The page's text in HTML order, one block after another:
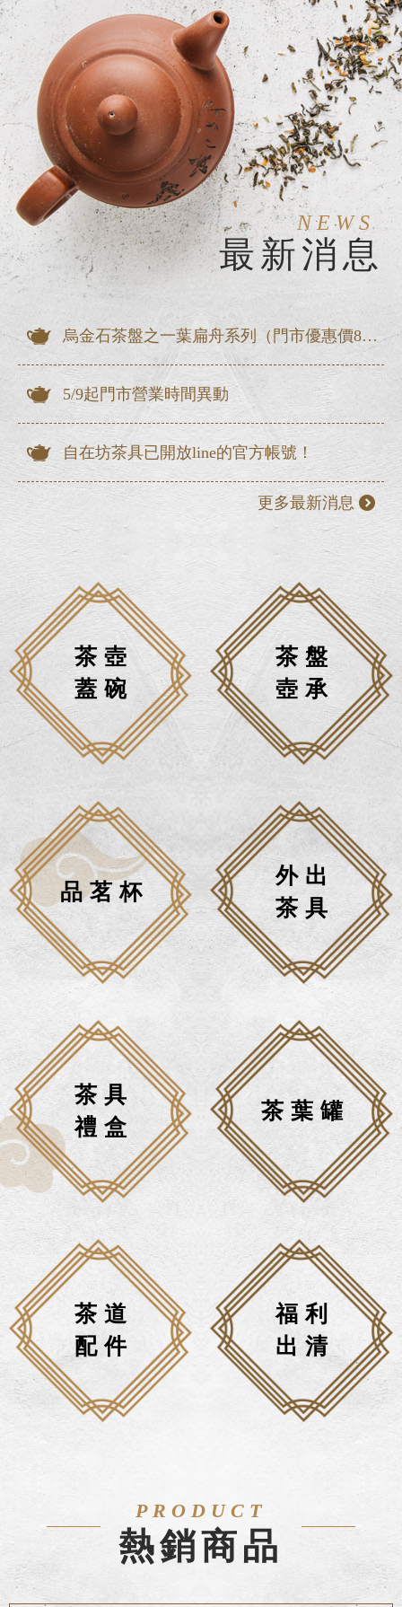
NEWS
最新消息
烏金石茶盤之一葉扁舟系列（門市優惠價8折出清）
5/9起門市營業時間異動
自在坊茶具已開放line的官方帳號！
更多最新消息
茶壺
蓋碗
茶盤
壺承
品茗杯
外出
茶具
茶具
禮盒
茶葉罐
茶道
配件
福利
出清
PRODUCT
熱銷商品